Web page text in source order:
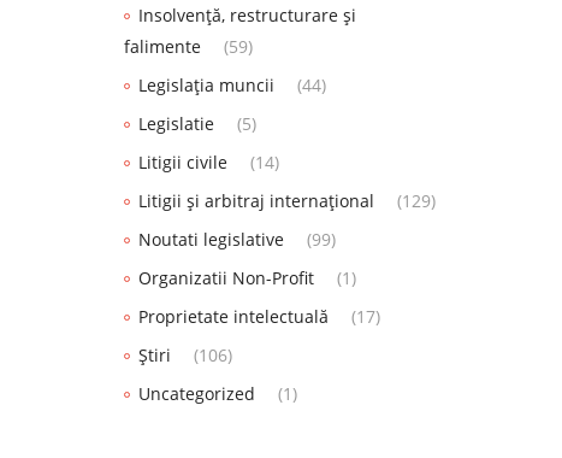
Insolvență, restructurare și
falimente
(59)
Legislația muncii
(44)
Legislatie
(5)
Litigii civile
(14)
Litigii și arbitraj internațional
(129)
Noutati legislative
(99)
Organizatii Non-Profit
(1)
Proprietate intelectuală
(17)
Știri
(106)
Uncategorized
(1)